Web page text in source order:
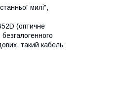
милі",
(оптичне
такий кабель